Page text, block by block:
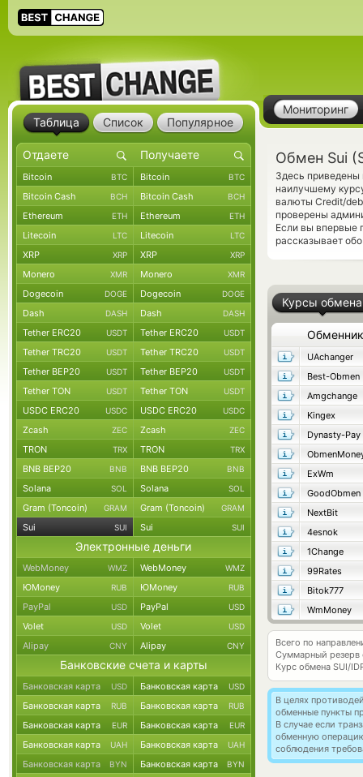
Мониторинг
Обмен Sui
Здесь
наилучшему
валюты Credit/
проверены
Если вы впервые
рассказывает
Курсы обмена
Обменник
UAchanger
Best-Obmen
Amgchange
Kingex
Dynasty-Pay
ExWm
GoodObmen
NextBit
4esnok
1Change
99Rates
Bitok777
WmMoney
Всего по
Суммарный резерв
Курс обмена SUI/
В целях
обменные пункты
В случае если
обменную
соблюдения
Таблица Список Популярное
Bitcoin BTC Bitcoin BTC
Bitcoin Cash BCH Bitcoin Cash BCH
Ethereum ETH Ethereum ETH
Litecoin LTC Litecoin LTC
XRP XRP XRP XRP
Monero XMR Monero XMR
Dogecoin DOGE Dogecoin DOGE
Dash DASH Dash DASH
Tether ERC20 USDT Tether ERC20 USDT
Tether TRC20 USDT Tether TRC20 USDT
Tether BEP20 USDT Tether BEP20 USDT
Tether TON USDT Tether TON USDT
USDC ERC20 USDC USDC ERC20 USDC
Zcash ZEC Zcash ZEC
TRON TRX TRON TRX
BNB BEP20 BNB BNB BEP20 BNB
Solana SOL Solana SOL
Gram (Toncoin) GRAM Gram (Toncoin) GRAM
Sui SUI Sui SUI
Электронные деньги
WebMoney WMZ WebMoney WMZ
ЮMoney RUB ЮMoney RUB
PayPal USD PayPal USD
Volet USD Volet USD
Alipay CNY Alipay CNY
Банковские счета и карты
Банковская карта USD Банковская карта USD
Банковская карта RUB Банковская карта RUB
Банковская карта EUR Банковская карта EUR
Банковская карта UAH Банковская карта UAH
Банковская карта BYN Банковская карта BYN